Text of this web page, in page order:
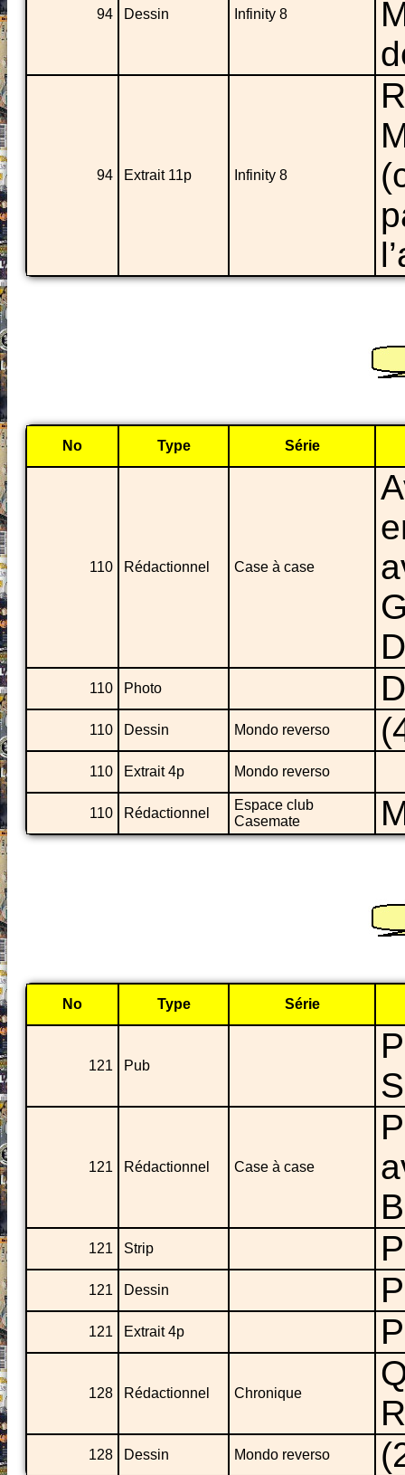
94 Dessin Infinity 8
94 Extrait 11p Infinity 8
No Type Série
110 Rédactionnel Case à case
110 Photo
110 Dessin Mondo reverso
110 Extrait 4p Mondo reverso
110 Rédactionnel
Espace club
Casemate
No Type Série
121 Pub
121 Rédactionnel Case à case
121 Strip
121 Dessin
121 Extrait 4p
128 Rédactionnel Chronique
128 Dessin Mondo reverso